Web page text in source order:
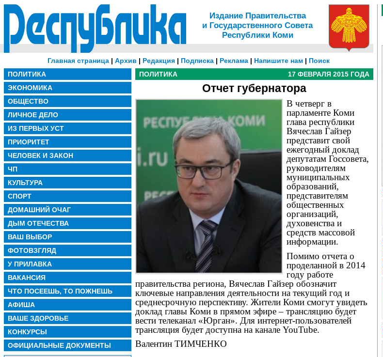
Издание Правительства
и Государственного Совета
Республики Коми
Главная страница | Архив | Редакция | Подписка | Реклама | Напишите нам | Поиск
ПОЛИТИКА
ЭКОНОМИКА
ОБЩЕСТВО
ЛИЧНОЕ ДЕЛО
ИЗ ПЕРВЫХ УСТ
ПРИОРИТЕТ
ЧЕЛОВЕК И ЗАКОН
ЧП
КУЛЬТУРА
СПОРТ
ДОМАШНИЙ ОЧАГ
ДЫМ ОТЕЧЕСТВА
ВАШ ВЫБОР
ФОТОВЗГЛЯД
У ПРИЛАВКА
ВАКАНСИЯ
ЧТО ПОСЕЕШЬ, ТО ПОЖНЕШЬ
АФИША
ВАШЕ ЗДОРОВЬЕ
КОНКУРСЫ
ОФИЦИАЛЬНЫЕ ДОКУМЕНТЫ
ПОЛИТИКА 17 ФЕВРАЛЯ 2015 ГОДА
Отчет губернатора
В четверг в
парламенте Коми
глава республики
Вячеслав Гайзер
представит свой
ежегодный доклад
депутатам Госсовета,
руководителям
муниципальных
образований,
представителям
общественных
организаций,
духовенства и
средств массовой
информации.
Помимо отчета о
проделанной в 2014
году работе
правительства региона, Вячеслав Гайзер обозначит
ключевые направления деятельности на текущий год и
среднесрочную перспективу. Жители Коми смогут увидеть
доклад главы Коми в прямом эфире – трансляцию будет
вести телеканал «Юрган». Для интернет-пользователей
трансляция будет доступна на канале YouTube.
Валентин ТИМЧЕНКО